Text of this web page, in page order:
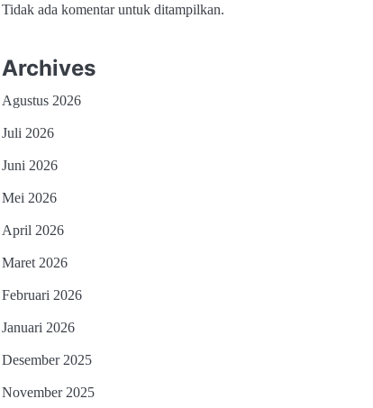
Tidak ada komentar untuk ditampilkan.
Archives
Agustus 2026
Juli 2026
Juni 2026
Mei 2026
April 2026
Maret 2026
Februari 2026
Januari 2026
Desember 2025
November 2025